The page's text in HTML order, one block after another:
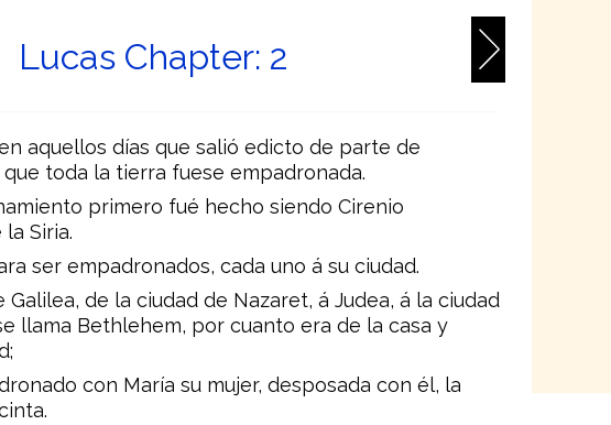
Lucas Chapter: 2
en aquellos días que salió edicto de parte de
que toda la tierra fuese empadronada.
primero fué hecho siendo Cirenio
Siria.
ser empadronados, cada uno á su ciudad.
Galilea, de la ciudad de Nazaret, á Judea, á la ciudad
llama Bethlehem, por cuanto era de la casa y
con María su mujer, desposada con él, la